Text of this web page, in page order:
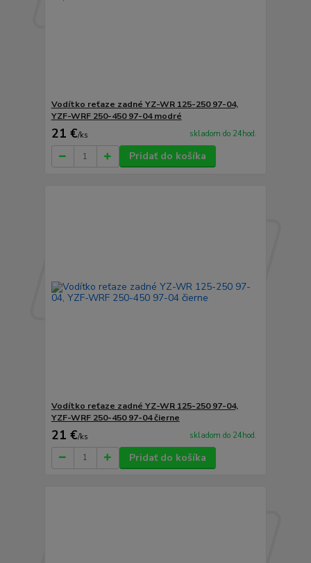
Vodítko reťaze zadné YZ-WR 125-250 97-04,
YZF-WRF 250-450 97-04 modré
21 €/ks skladom do 24hod.
Pridať do košíka
Vodítko reťaze zadné YZ-WR 125-250 97-04,
YZF-WRF 250-450 97-04 čierne
21 €/ks skladom do 24hod.
Pridať do košíka